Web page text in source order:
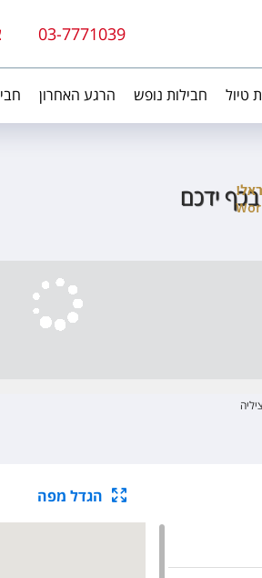
03-7771039
טיול חבילות נופש הרגע האחרון
ידכם
הגדל מפה